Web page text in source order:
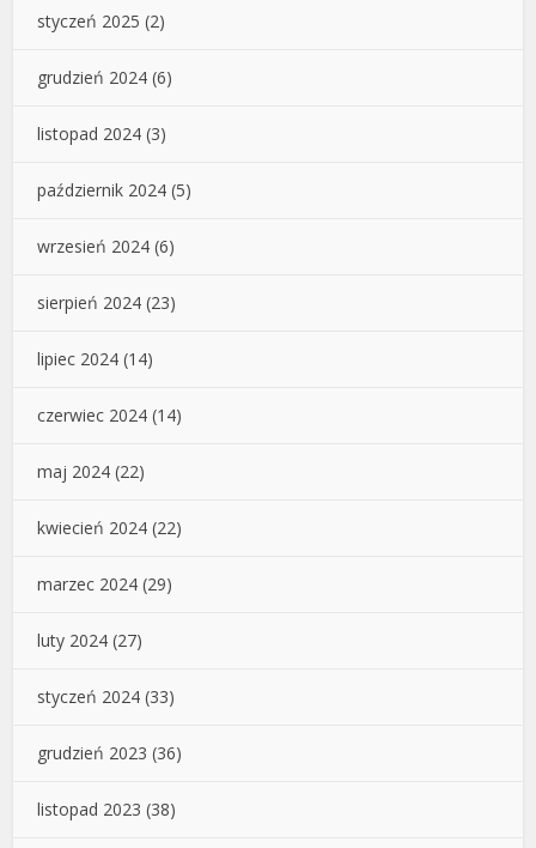
styczeń 2025 (2)
grudzień 2024 (6)
listopad 2024 (3)
październik 2024 (5)
wrzesień 2024 (6)
sierpień 2024 (23)
lipiec 2024 (14)
czerwiec 2024 (14)
maj 2024 (22)
kwiecień 2024 (22)
marzec 2024 (29)
luty 2024 (27)
styczeń 2024 (33)
grudzień 2023 (36)
listopad 2023 (38)